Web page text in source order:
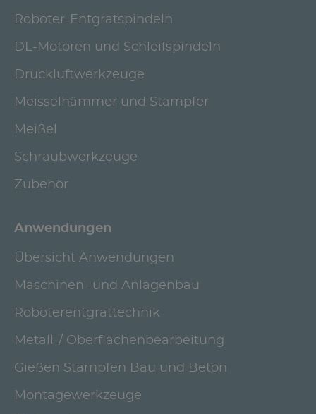
Roboter-Entgratspindeln
DL-Motoren und Schleifspindeln
Druckluftwerkzeuge
Meisselhämmer und Stampfer
Meißel
Schraubwerkzeuge
Zubehör
Anwendungen
Übersicht Anwendungen
Maschinen- und Anlagenbau
Roboterentgrattechnik
Metall-/ Oberflächenbearbeitung
Gießen Stampfen Bau und Beton
Montagewerkzeuge